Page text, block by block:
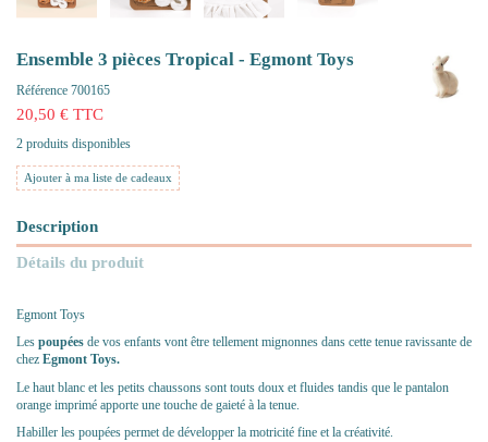
Ensemble 3 pièces Tropical - Egmont Toys
Référence 700165
20,50 € TTC
2 produits disponibles
Ajouter à ma liste de cadeaux
Description
Détails du produit
Egmont Toys
Les poupées de vos enfants vont être tellement mignonnes dans cette tenue ravissante de
chez Egmont Toys.
Le haut blanc et les petits chaussons sont touts doux et fluides tandis que le pantalon
orange imprimé apporte une touche de gaieté à la tenue.
Habiller les poupées permet de développer la motricité fine et la créativité.